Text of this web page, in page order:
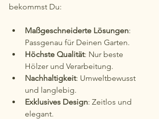
bekommst Du:
Maßgeschneiderte Lösungen:
Passgenau für Deinen Garten.
Höchste Qualität: Nur beste
Hölzer und Verarbeitung.
Nachhaltigkeit: Umweltbewusst
und langlebig.
Exklusives Design: Zeitlos und
elegant.